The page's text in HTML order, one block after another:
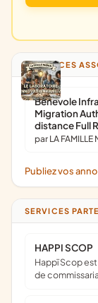
ANNONCES
Bénévole
Migration
distance Full
par LA
Publiez vos
SERVICES
HAPPI SCOP
Happï Scop est une coopérative d’expertise comptable &
de